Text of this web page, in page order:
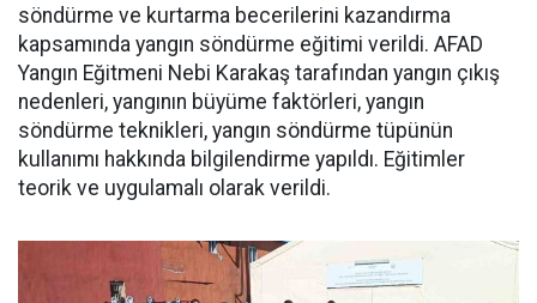
söndürme ve kurtarma becerilerini kazandırma
kapsamında yangın söndürme eğitimi verildi. AFAD
Yangın Eğitmeni Nebi Karakaş tarafından yangın çıkış
nedenleri, yangının büyüme faktörleri, yangın
söndürme teknikleri, yangın söndürme tüpünün
kullanımı hakkında bilgilendirme yapıldı. Eğitimler
teorik ve uygulamalı olarak verildi.